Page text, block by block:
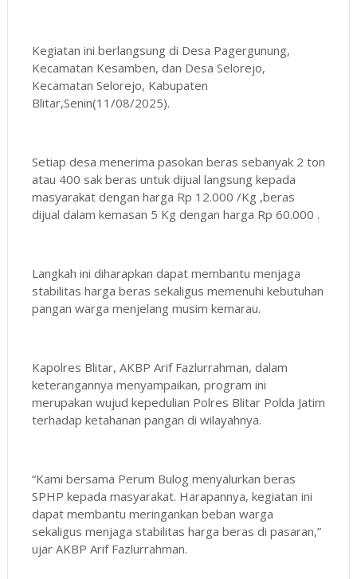
Kegiatan ini berlangsung di Desa Pagergunung,
Kecamatan Kesamben, dan Desa Selorejo,
Kecamatan Selorejo, Kabupaten
Blitar,Senin(11/08/2025).
Setiap desa menerima pasokan beras sebanyak 2 ton
atau 400 sak beras untuk dijual langsung kepada
masyarakat dengan harga Rp 12.000 /Kg ,beras
dijual dalam kemasan 5 Kg dengan harga Rp 60.000 .
Langkah ini diharapkan dapat membantu menjaga
stabilitas harga beras sekaligus memenuhi kebutuhan
pangan warga menjelang musim kemarau.
Kapolres Blitar, AKBP Arif Fazlurrahman, dalam
keterangannya menyampaikan, program ini
merupakan wujud kepedulian Polres Blitar Polda Jatim
terhadap ketahanan pangan di wilayahnya.
“Kami bersama Perum Bulog menyalurkan beras
SPHP kepada masyarakat. Harapannya, kegiatan ini
dapat membantu meringankan beban warga
sekaligus menjaga stabilitas harga beras di pasaran,”
ujar AKBP Arif Fazlurrahman.